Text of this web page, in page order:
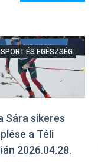
Sára sikeres
a Téli
2026.04.28.
SPORT ÉS EGÉSZSÉG